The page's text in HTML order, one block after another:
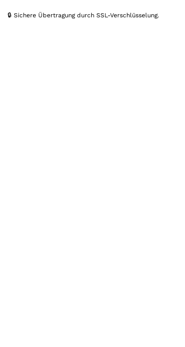
🔒 Sichere Übertragung durch SSL-Verschlüsselung.